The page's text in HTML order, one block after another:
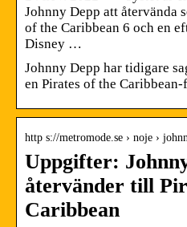
Johnny Depp att återvända
of the Caribbean 6 och en
Disney …
Johnny Depp har tidigare
en Pirates of the
http s://metromode.se › noje ›
Uppgifter:
återvänder till
Caribbean